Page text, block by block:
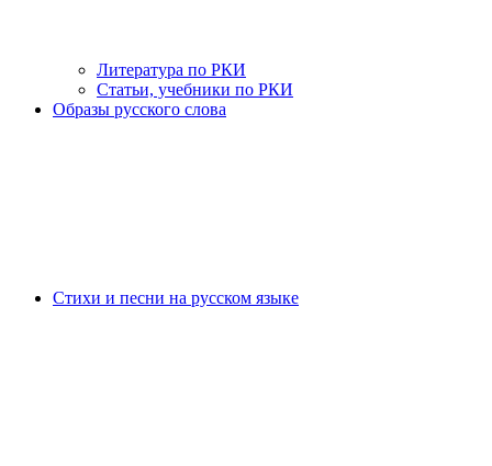
Литература по РКИ
Статьи, учебники по РКИ
Образы русского слова
Стихи и песни на русском языке